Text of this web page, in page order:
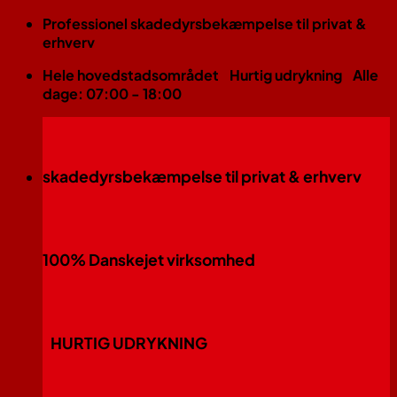
FortsætProfessionel skadedyrsbekæmpelse til privat &
erhverv
Hele hovedstadsområdet
Hurtig udrykning Alle
dage: 07:00 - 18:00
skadedyrsbekæmpelse til privat & erhverv
100% Danskejet virksomhed
HURTIG UDRYKNING